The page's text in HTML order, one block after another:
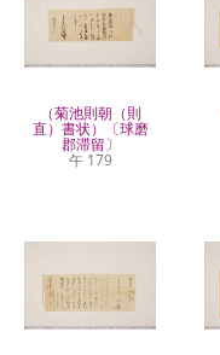
（菊池則朝（則
直）書状）〔球磨
郡滞留〕
午 179